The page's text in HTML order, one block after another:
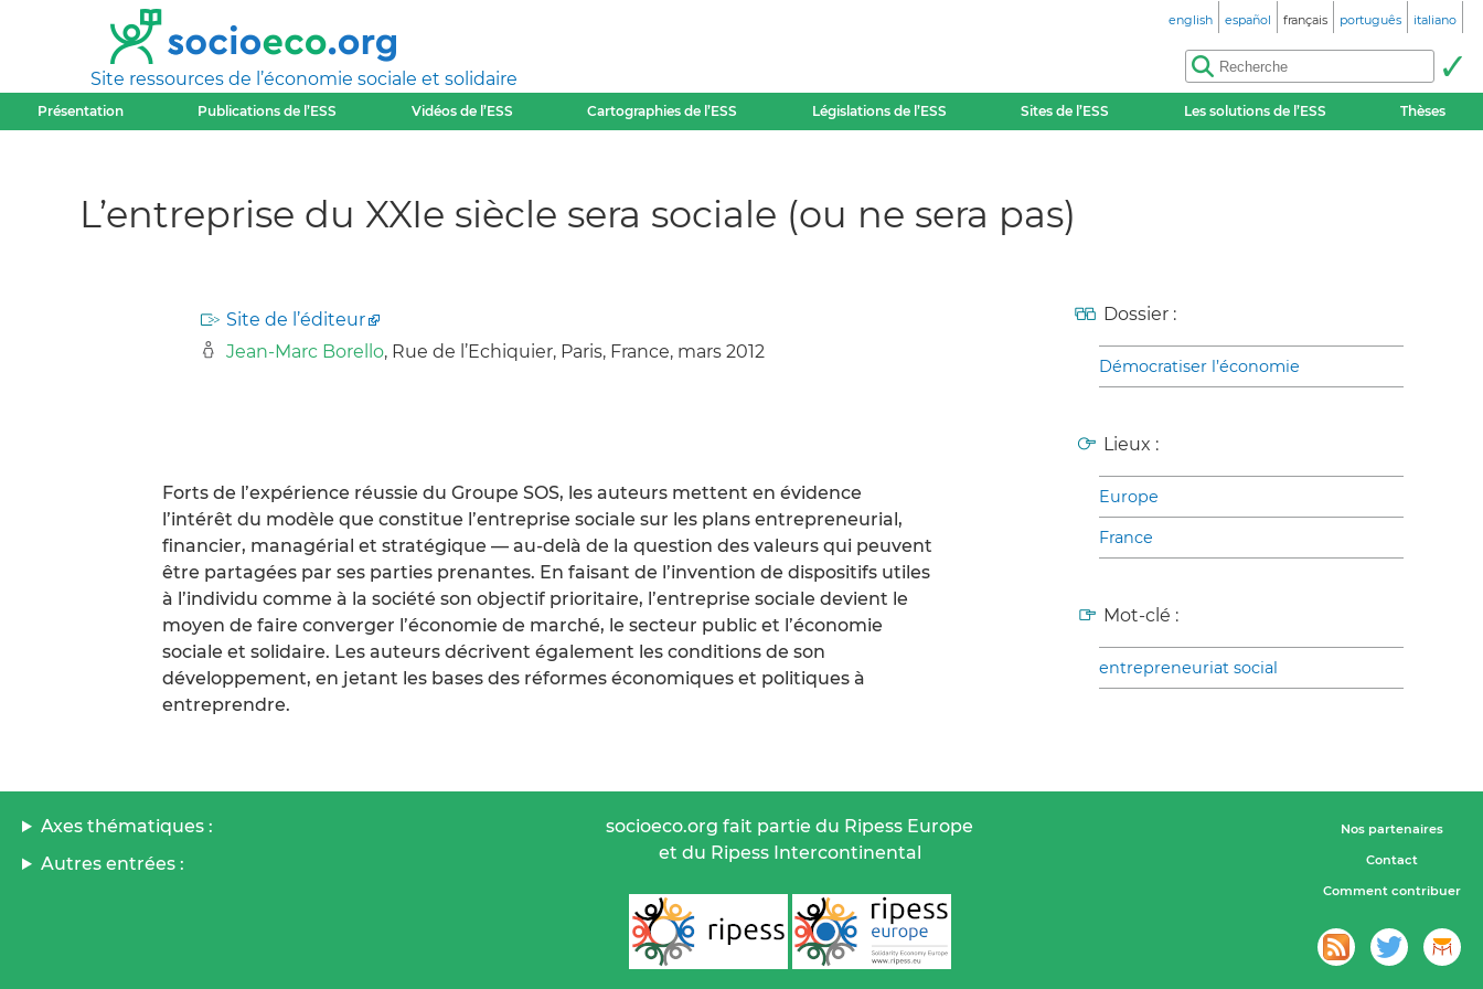
Site ressources de l’économie sociale et solidaire
english español français português italiano
Présentation Publications de l’ESS Vidéos de l’ESS Cartographies de l’ESS Législations de l’ESS Sites de l’ESS Les solutions de l’ESS Thèses
L’entreprise du XXIe siècle sera sociale (ou ne sera pas)
Site de l’éditeur
Jean-Marc Borello, Rue de l’Echiquier, Paris, France, mars 2012
Forts de l’expérience réussie du Groupe SOS, les auteurs mettent en évidence
l’intérêt du modèle que constitue l’entreprise sociale sur les plans entrepreneurial,
financier, managérial et stratégique — au-delà de la question des valeurs qui peuvent
être partagées par ses parties prenantes. En faisant de l’invention de dispositifs utiles
à l’individu comme à la société son objectif prioritaire, l’entreprise sociale devient le
moyen de faire converger l’économie de marché, le secteur public et l’économie
sociale et solidaire. Les auteurs décrivent également les conditions de son
développement, en jetant les bases des réformes économiques et politiques à
entreprendre.
Dossier :
Démocratiser l’économie
Lieux :
Europe
France
Mot-clé :
entrepreneuriat social
Axes thématiques :
Autres entrées :
socioeco.org fait partie du Ripess Europe
et du Ripess Intercontinental
Nos partenaires
Contact
Comment contribuer